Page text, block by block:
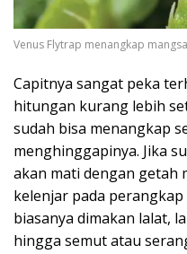
Venus Flytrap menangkap
Capitnya sangat peka
hitungan kurang lebih
sudah bisa menangkap
menghinggapinya. Jika
akan mati dengan getah
kelenjar pada
biasanya dimakan lalat,
hingga semut atau